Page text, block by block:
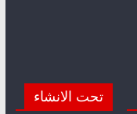
تحت الانشاء